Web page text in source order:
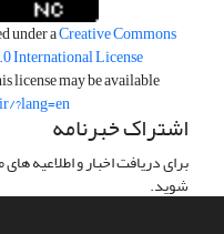
under aCreative Commons
International License
license may be available
?lang=en
اشتراک خبرنامه
برای دریافت اخبار و اطلاعیه
شوید.